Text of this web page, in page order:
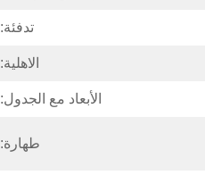
تدفئة:
الاهلية:
الأبعاد مع الجدول:
طهارة: